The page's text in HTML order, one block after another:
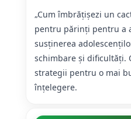
„Cum îmbrăţişezi un
pentru părinți pentru a
susținerea
schimbare și dificultăți.
strategii pentru o mai
înțelegere.